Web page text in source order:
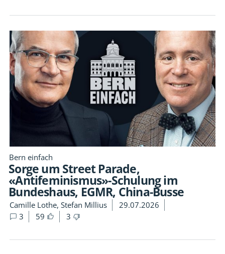
Bern einfach
Sorge um Street Parade,
«Antifeminismus»-Schulung im
Bundeshaus, EGMR, China-Busse
Camille Lothe, Stefan Millius
29.07.2026
3
59 3